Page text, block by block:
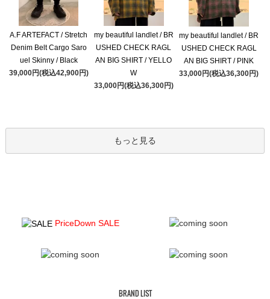
A.F ARTEFACT / Stretch
Denim Belt Cargo Saro
uel Skinny / Black
39,000円(税込42,900円)
my beautiful landlet / BR
USHED CHECK RAGL
AN BIG SHIRT / YELLO
W
33,000円(税込36,300円)
my beautiful landlet / BR
USHED CHECK RAGL
AN BIG SHIRT / PINK
33,000円(税込36,300円)
もっと見る
PriceDown SALE
BRAND LIST